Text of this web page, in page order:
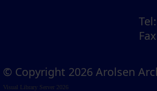
Tel
Fax
© Copyright 2026 Arolsen
Visual Library Server 2026